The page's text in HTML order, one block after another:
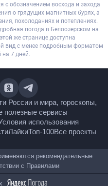
с обозначением восхода и захода
о грядущих магнитных бурях, а
похолоданиях и потеплениях.
погода в Белоозерском на
же странице доступна
вид с менее подробным форматом
на 7 дней.
России и мира,
полезные сервисы
использования
ЛайкиТоп-100
применяются
в соответствии сПравилами